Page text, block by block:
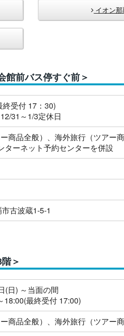
イオン
前バス停すぐ前＞
受付 17：30)
31～1/3定休日
商品全般）、海外旅行（ツアー商
ターネット予約センターを併設
古波蔵1-5-1
＞
(日) ～当面の間
18:00(最終受付 17:00)
商品全般）、海外旅行（ツアー商